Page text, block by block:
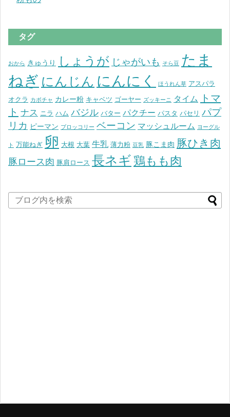
タグ
おから きゅうり しょうが じゃがいも そら豆 たま
ねぎ にんじん にんにく ほうれん草 アスパラ
オクラ カボチャ カレー粉 キャベツ ゴーヤー ズッキーニ タイム
トマ
ト ナス ニラ ハム バジル バター パクチー パスタ パセリ パプ
リカ ピーマン ブロッコリー ベーコン マッシュルーム ヨーグル
ト 万能ねぎ 卵 大根 大葉 牛乳 薄力粉 豆乳 豚こま肉 豚ひき肉
豚ロース肉 豚肩ロース 長ネギ鶏もも肉